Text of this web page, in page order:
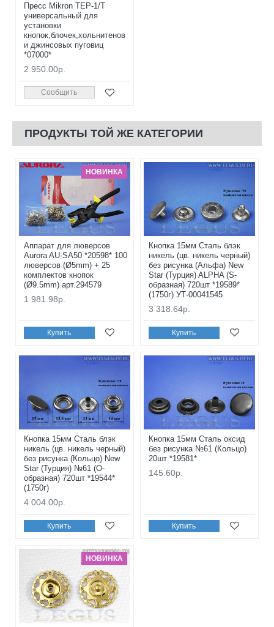
Пресс Mikron TEP-1/T
универсальный для
установки
кнопок,блочек,хольнитенов
и джинсовых пуговиц
*07000*
2 950.00р.
Сообщить
ПРОДУКТЫ ТОЙ ЖЕ КАТЕГОРИИ
НОВИНКА
Аппарат для люверсов
Aurora AU-SA50 *20598* 100
люверсов (Ø5mm) + 25
комплектов кнопок
(Ø9.5mm) арт.294579
1 981.98р.
Купить
Кнопка 15мм Сталь блэк
никель (цв. никель черный)
без рисунка (Альфа) New
Star (Турция) ALPHA (S-
образная) 720шт *19589*
(1750г) УТ-00041545
3 318.64р.
Купить
Кнопка 15мм Сталь блэк
никель (цв. никель черный)
без рисунка (Кольцо) New
Star (Турция) №61 (О-
образная) 720шт *19544*
(1750г)
4 004.00р.
Купить
Кнопка 15мм Сталь оксид
без рисунка №61 (Кольцо)
20шт *19581*
145.60р.
Купить
НОВИНКА